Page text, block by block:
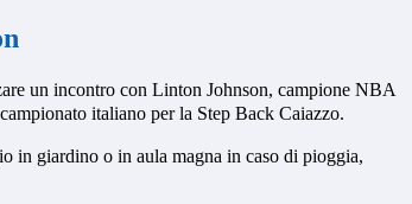
un incontro con Linton Johnson, campione NBA
italiano per la Step Back Caiazzo.
in giardino o in aula magna in caso di pioggia,